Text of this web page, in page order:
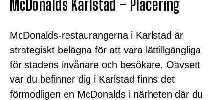
McDonalds Karlstad – Placering
McDonalds-restaurangerna i Karlstad är
strategiskt belägna för att vara lättillgängliga
för stadens invånare och besökare. Oavsett
var du befinner dig i Karlstad finns det
förmodligen en McDonalds i närheten där du